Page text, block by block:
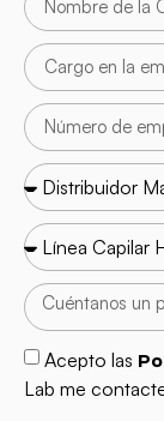
Acepto las
Lab me